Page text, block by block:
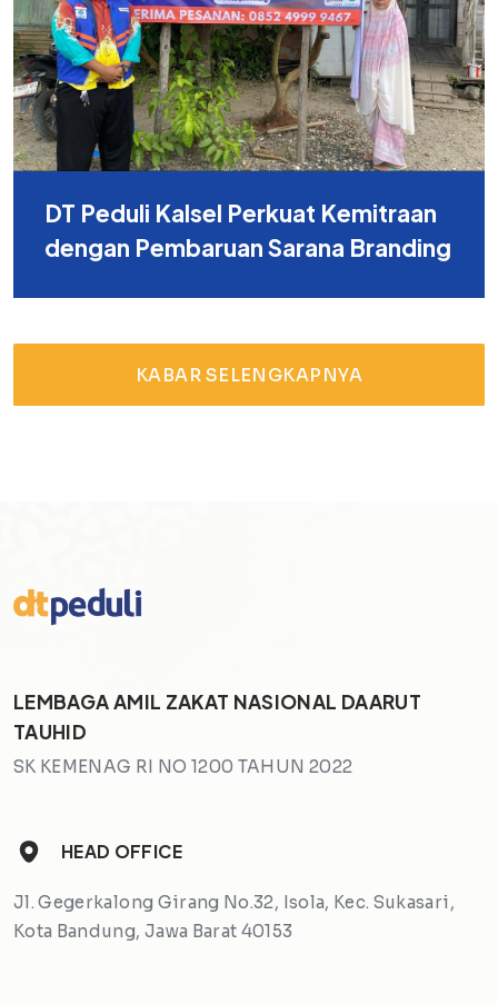
DT Peduli Kalsel Perkuat Kemitraan
dengan Pembaruan Sarana Branding
KABAR SELENGKAPNYA
LEMBAGA AMIL ZAKAT NASIONAL DAARUT
TAUHID
SK KEMENAG RI NO 1200 TAHUN 2022
HEAD OFFICE
Jl. Gegerkalong Girang No.32, Isola, Kec. Sukasari,
Kota Bandung, Jawa Barat 40153